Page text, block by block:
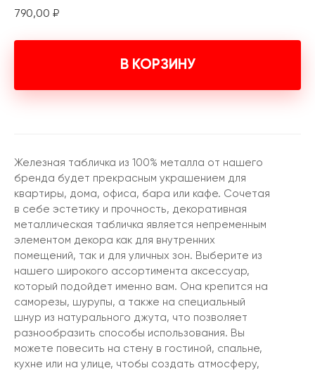
790,00 ₽
В КОРЗИНУ
Железная табличка из 100% металла от нашего
бренда будет прекрасным украшением для
квартиры, дома, офиса, бара или кафе. Сочетая
в себе эстетику и прочность, декоративная
металлическая табличка является непременным
элементом декора как для внутренних
помещений, так и для уличных зон. Выберите из
нашего широкого ассортимента аксессуар,
который подойдет именно вам. Она крепится на
саморезы, шурупы, а также на специальный
шнур из натурального джута, что позволяет
разнообразить способы использования. Вы
можете повесить на стену в гостиной, спальне,
кухне или на улице, чтобы создать атмосферу,